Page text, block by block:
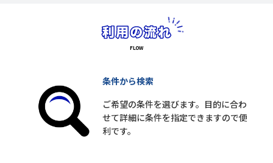
条件から検索
ご希望の条件を選びます。目的に合わ
せて詳細に条件を指定できますので便
利です。